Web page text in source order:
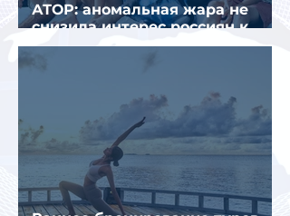
АТОР: аномальная жара не
снизила интерес россиян к
летнему отдыху в Европе